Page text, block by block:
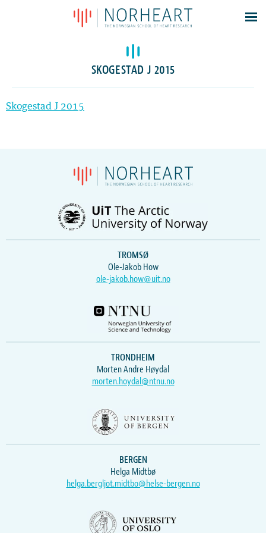
Latest news
Events
Log In
SKOGESTAD J 2015
Skogestad J 2015
TROMSØ
Ole-Jakob How
ole-jakob.how@uit.no
TRONDHEIM
Morten Andre Høydal
morten.hoydal@ntnu.no
BERGEN
Helga Midtbø
helga.bergljot.midtbo@helse-bergen.no